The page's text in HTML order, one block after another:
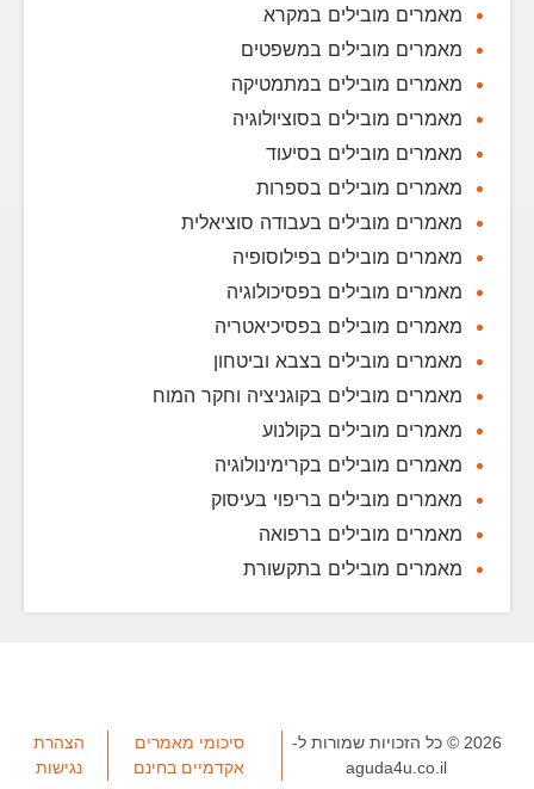
מאמרים מובילים במקרא
מאמרים מובילים במשפטים
מאמרים מובילים במתמטיקה
מאמרים מובילים בסוציולוגיה
מאמרים מובילים בסיעוד
מאמרים מובילים בספרות
מאמרים מובילים בעבודה סוציאלית
מאמרים מובילים בפילוסופיה
מאמרים מובילים בפסיכולוגיה
מאמרים מובילים בפסיכיאטריה
מאמרים מובילים בצבא וביטחון
מאמרים מובילים בקוגניציה וחקר המוח
מאמרים מובילים בקולנוע
מאמרים מובילים בקרימינולוגיה
מאמרים מובילים בריפוי בעיסוק
מאמרים מובילים ברפואה
מאמרים מובילים בתקשורת
2026 © כל הזכויות שמורות ל-
aguda4u.co.il
סיכומי מאמרים
אקדמיים בחינם
הצהרת
נגישות